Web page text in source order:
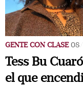
GENTE CON CLASE 08/
Tess Bu
el que